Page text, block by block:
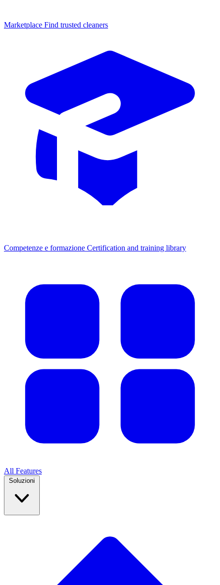
Marketplace Find trusted cleaners
Competenze e formazione Certification and training library
All Features